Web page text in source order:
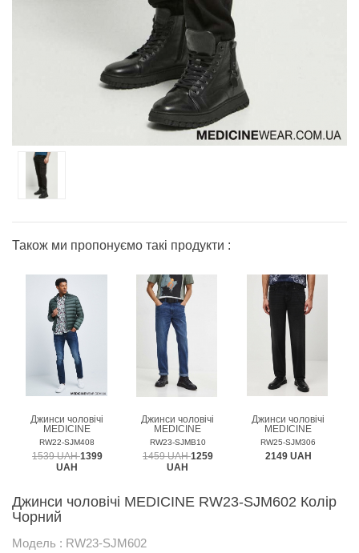
Також ми пропонуємо такі продукти :
Джинси чоловічі
MEDICINE
RW22-SJM408
1539 UAH1399
UAH
Джинси чоловічі
MEDICINE
RW23-SJMB10
1459 UAH1259
UAH
Джинси чоловічі
MEDICINE
RW25-SJM306
2149 UAH
Джинси чоловічі MEDICINE RW23-SJM602 Колір
Чорний
Модель : RW23-SJM602